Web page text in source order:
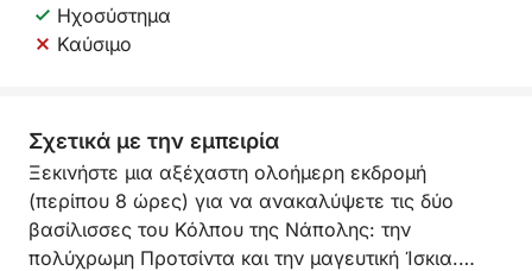
Ηχοσύστημα
Καύσιμο
Σχετικά με την εμπειρία
Ξεκινήστε μια αξέχαστη ολοήμερη εκδρομή
(περίπου 8 ώρες) για να ανακαλύψετε τις δύο
βασίλισσες του Κόλπου της Νάπολης: την
πολύχρωμη Προτσίντα και την μαγευτική Ίσκια.